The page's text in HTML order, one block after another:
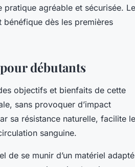
agréable et sécurisée. Le
dès les premières
débutants
objectifs et bienfaits de cette
sans provoquer d’impact
sa résistance naturelle, facilite
sanguine.
de se munir d’un matériel adapté